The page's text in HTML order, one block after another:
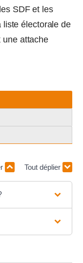
SDF et les
liste électorale de
une attache
Tout déplier